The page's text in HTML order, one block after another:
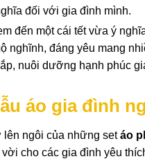
đối với gia đình mình.
đến một cái tết vừa ý
nghĩnh, đáng yêu mang
nuôi dưỡng hạnh phúc
áo gia đình
lên ngôi của những setáo
cho các gia đình yêu